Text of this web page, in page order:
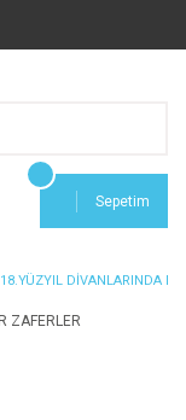
Sepetim
18.YÜZYIL DİVANLARINDA